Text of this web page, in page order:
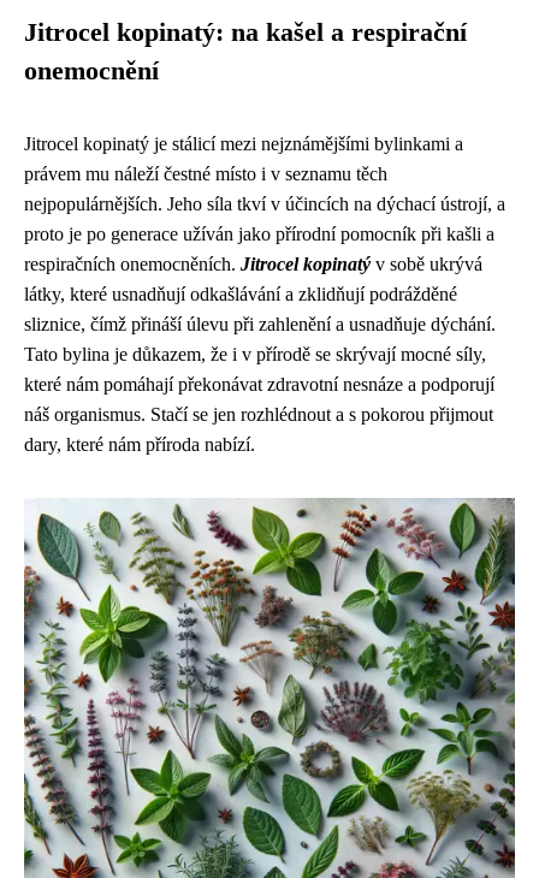
Jitrocel kopinatý: na kašel a respirační
onemocnění
Jitrocel kopinatý je stálicí mezi nejznámějšími bylinkami a
právem mu náleží čestné místo i v seznamu těch
nejpopulárnějších. Jeho síla tkví v účincích na dýchací ústrojí, a
proto je po generace užíván jako přírodní pomocník při kašli a
respiračních onemocněních. Jitrocel kopinatý v sobě ukrývá
látky, které usnadňují odkašlávání a zklidňují podrážděné
sliznice, čímž přináší úlevu při zahlenění a usnadňuje dýchání.
Tato bylina je důkazem, že i v přírodě se skrývají mocné síly,
které nám pomáhají překonávat zdravotní nesnáze a podporují
náš organismus. Stačí se jen rozhlédnout a s pokorou přijmout
dary, které nám příroda nabízí.